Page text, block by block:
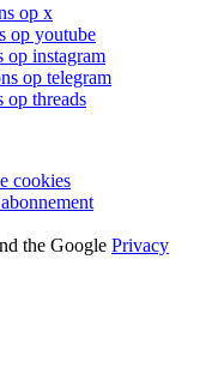
op x
op youtube
op instagram
op telegram
op threads
cookies
the Google Privacy